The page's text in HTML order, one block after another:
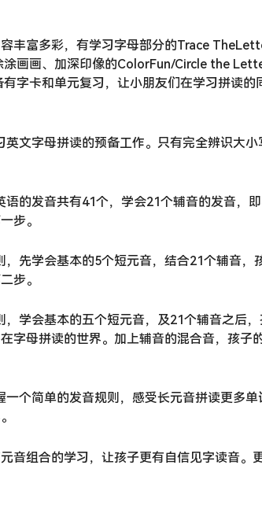
丰富多彩，有学习字母部分的Trace
画画、加深印像的ColorFun/Circle the
字卡和单元复习，让小朋友们在学习拼读的
文字母拼读的预备工作。只有完全辨识大小
的发音共有41个，学会21个辅音的发音，
步。
先学会基本的5个短元音，结合21个辅音，
步。
学会基本的五个短元音，及21个辅音之后
字母拼读的世界。加上辅音的混合音，孩子
个简单的发音规则，感受长元音拼读更多单
音组合的学习，让孩子更有自信见字读音。